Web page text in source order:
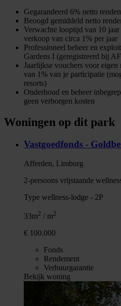
Gegarandeerd 6% netto
Beoogd gemiddeld netto
Verwachte looptijd van 10 jaar
verkoop van circa 1% per jaar
Professioneel beheer en
Gardens I (geregistreerd bij
Jaarlijkse vouchers voor eigen
van 1% van je participatie
resorts)
Onderhoud en beheer
geen verborgen kosten
Woningen op dit park
Vastgoedfonds -
Afferden, Limburg
2-persoons vrijstaande
Type wellness-lodge - 2P
33m2 / m2
€ 100.000
Fonds
Rendement
Verhuurgarantie
Bekijk woning